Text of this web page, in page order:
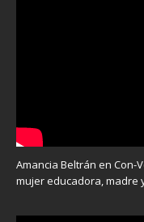
Amancia Beltrán en Con-
mujer educadora, madre